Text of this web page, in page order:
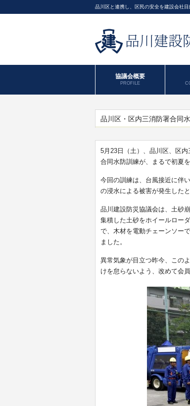
品川区と連携し、区民の安全を建設会社
協議会概要
PROFILE
品川区・区内三消防署合同
5月23日（土）、品川区、区
合同水防訓練が、まるで初夏
今回の訓練は、台風接近に伴
の浸水による被害が発生した
品川建設防災協議会は、土砂
集積した土砂をホイールロー
で、木材を電動チェーンソー
ました。
異常気象が目立つ昨今、この
けを怠らないよう、改めて会